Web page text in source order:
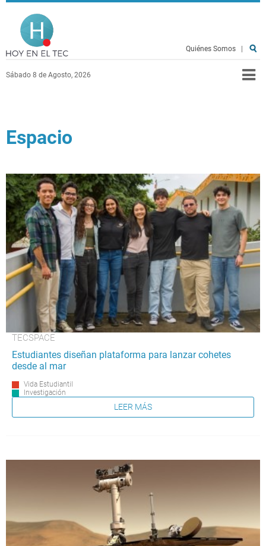
Pasar al contenido principal
Sábado 8 de Agosto, 2026
Quiénes Somos
Espacio
TECSPACE
Estudiantes diseñan plataforma para lanzar cohetes
desde al mar
Vida Estudiantil
Investigación
LEER MÁS